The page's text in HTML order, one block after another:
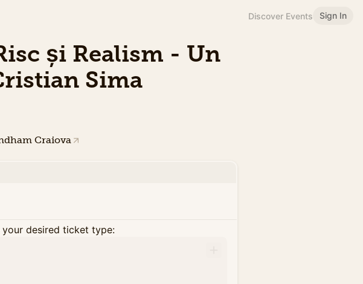
Discover Events Sign In
și Realism - Un
Sima
Craiova
your desired ticket type: